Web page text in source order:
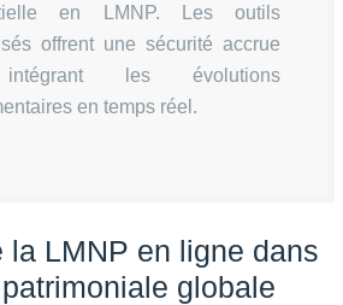
en LMNP. Les outils
offrent une sécurité accrue
les évolutions
en temps réel.
la LMNP en ligne dans
globale